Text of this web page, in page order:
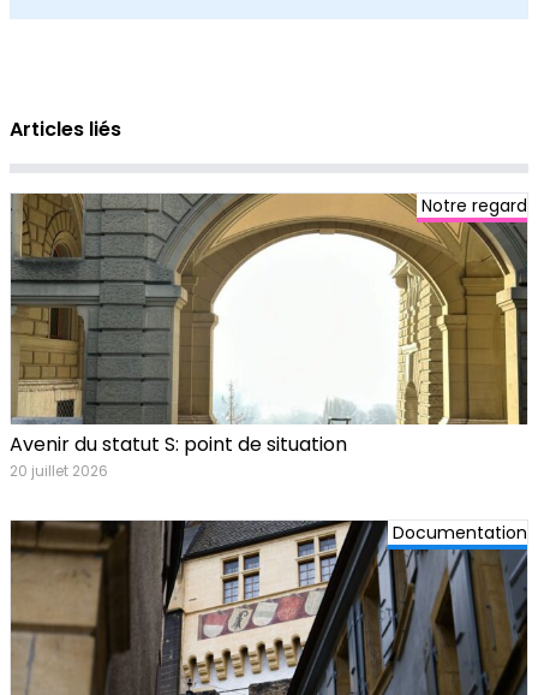
Articles liés
Notre regard
Avenir du statut S: point de situation
20 juillet 2026
Documentation